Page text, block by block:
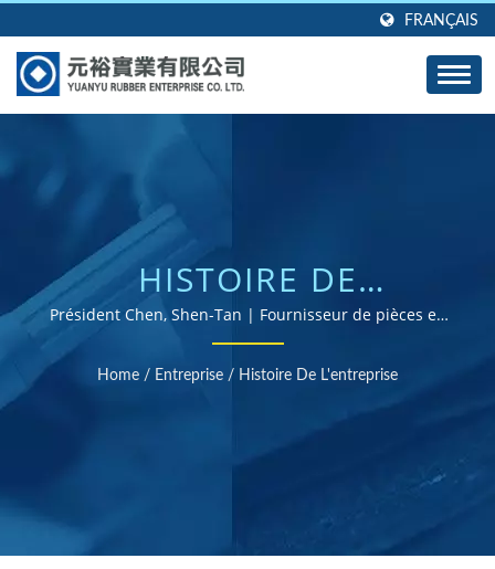
FRANÇAIS
HISTOIRE DE
L'ENTREPRISE |
GROMMETS, JOINTS ET
CAOUTCHOUC SUR
POUR PERFORMER
Président Chen, Shen-Tan | Fournisseur de pièces en
caoutchouc certifiées ISO et RoHS
Home / Entreprise / Histoire De L'entreprise